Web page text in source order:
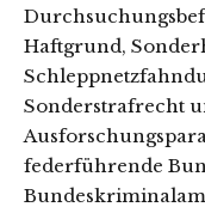
Haftgrund,
Sonderstrafrecht
federführende